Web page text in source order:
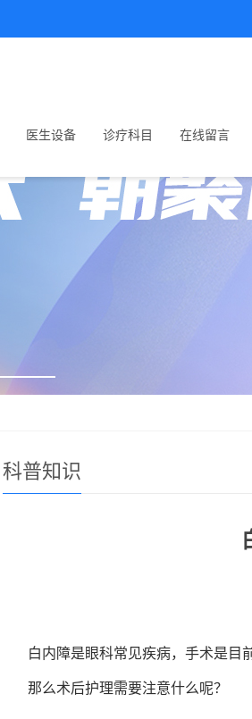
医生设备 诊疗科目 在线留言
科普知识
白内障是眼科常见疾病，手术是目
那么术后护理需要注意什么呢？